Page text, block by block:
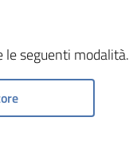
seguenti modalità.